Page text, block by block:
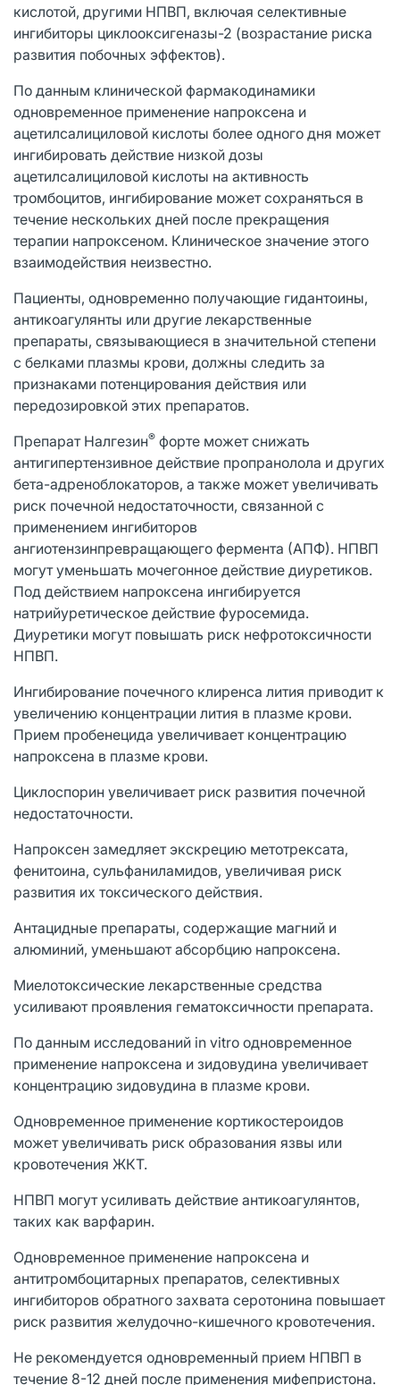
кислотой, другими НПВП, включая селективные
ингибиторы циклооксигеназы-2 (возрастание риска
развития побочных эффектов).
По данным клинической фармакодинамики
одновременное применение напроксена и
ацетилсалициловой кислоты более одного дня может
ингибировать действие низкой дозы
ацетилсалициловой кислоты на активность
тромбоцитов, ингибирование может сохраняться в
течение нескольких дней после прекращения
терапии напроксеном. Клиническое значение этого
взаимодействия неизвестно.
Пациенты, одновременно получающие гидантоины,
антикоагулянты или другие лекарственные
препараты, связывающиеся в значительной степени
с белками плазмы крови, должны следить за
признаками потенцирования действия или
передозировкой этих препаратов.
Препарат Налгезин® форте может снижать
антигипертензивное действие пропранолола и других
бета-адреноблокаторов, а также может увеличивать
риск почечной недостаточности, связанной с
применением ингибиторов
ангиотензинпревращающего фермента (АПФ). НПВП
могут уменьшать мочегонное действие диуретиков.
Под действием напроксена ингибируется
натрийуретическое действие фуросемида.
Диуретики могут повышать риск нефротоксичности
НПВП.
Ингибирование почечного клиренса лития приводит к
увеличению концентрации лития в плазме крови.
Прием пробенецида увеличивает концентрацию
напроксена в плазме крови.
Циклоспорин увеличивает риск развития почечной
недостаточности.
Напроксен замедляет экскрецию метотрексата,
фенитоина, сульфаниламидов, увеличивая риск
развития их токсического действия.
Антацидные препараты, содержащие магний и
алюминий, уменьшают абсорбцию напроксена.
Миелотоксические лекарственные средства
усиливают проявления гематоксичности препарата.
По данным исследований in vitro одновременное
применение напроксена и зидовудина увеличивает
концентрацию зидовудина в плазме крови.
Одновременное применение кортикостероидов
может увеличивать риск образования язвы или
кровотечения ЖКТ.
НПВП могут усиливать действие антикоагулянтов,
таких как варфарин.
Одновременное применение напроксена и
антитромбоцитарных препаратов, селективных
ингибиторов обратного захвата серотонина повышает
риск развития желудочно-кишечного кровотечения.
Не рекомендуется одновременный прием НПВП в
течение 8-12 дней после применения мифепристона.